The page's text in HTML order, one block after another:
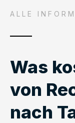
ALLE
Was
von
nach